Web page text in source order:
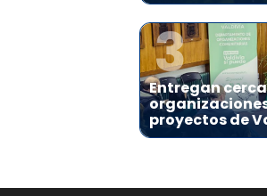
3
Entregan
proyectos de